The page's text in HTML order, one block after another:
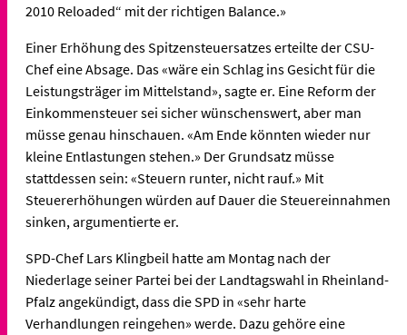
2010 Reloaded“ mit der richtigen Balance.»
Einer Erhöhung des Spitzensteuersatzes erteilte der CSU-
Chef eine Absage. Das «wäre ein Schlag ins Gesicht für die
Leistungsträger im Mittelstand», sagte er. Eine Reform der
Einkommensteuer sei sicher wünschenswert, aber man
müsse genau hinschauen. «Am Ende könnten wieder nur
kleine Entlastungen stehen.» Der Grundsatz müsse
stattdessen sein: «Steuern runter, nicht rauf.» Mit
Steuererhöhungen würden auf Dauer die Steuereinnahmen
sinken, argumentierte er.
SPD-Chef Lars Klingbeil hatte am Montag nach der
Niederlage seiner Partei bei der Landtagswahl in Rheinland-
Pfalz angekündigt, dass die SPD in «sehr harte
Verhandlungen reingehen» werde. Dazu gehöre eine